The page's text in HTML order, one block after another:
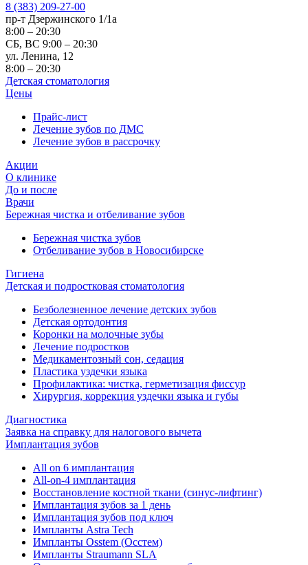
8 (383) 209-27-00
пр-т Дзержинского 1/1а
8:00 – 20:30
СБ, ВС 9:00 – 20:30
ул. Ленина, 12
8:00 – 20:30
Детская стоматология
Цены
Прайс-лист
Лечение зубов по ДМС
Лечение зубов в рассрочку
Акции
О клинике
До и после
Врачи
Бережная чистка и отбеливание зубов
Бережная чистка зубов
Отбеливание зубов в Новосибирске
Гигиена
Детская и подростковая стоматология
Безболезненное лечение детских зубов
Детская ортодонтия
Коронки на молочные зубы
Лечение подростков
Медикаментозный сон, седация
Пластика уздечки языка
Профилактика: чистка, герметизация фиссур
Хирургия, коррекция уздечки языка и губы
Диагностика
Заявка на справку для налогового вычета
Имплантация зубов
All on 6 имплантация
All-on-4 имплантация
Восстановление костной ткани (синус-лифтинг)
Имплантация зубов за 1 день
Имплантация зубов под ключ
Импланты Astra Tech
Импланты Osstem (Осстем)
Импланты Straumann SLA